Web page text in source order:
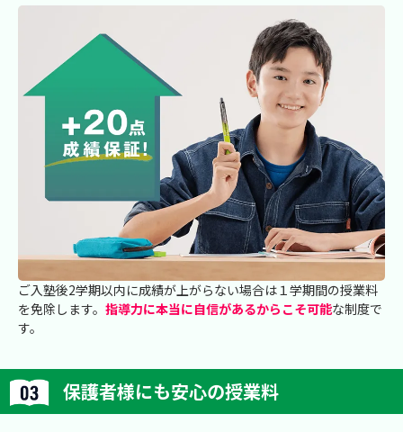
ご入塾後2学期以内に成績が上がらない場合は１学期間の授業料
を免除します。 指導力に本当に自信があるからこそ可能な制度で
す。
保護者様にも安心の授業料